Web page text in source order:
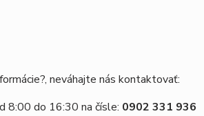
neváhajte nás kontaktovať:
8:00 do 16:30 na čísle: 0902 331 936